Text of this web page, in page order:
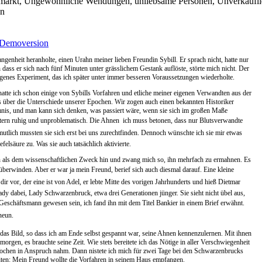
heranholte, einen Urahn meiner lieben Freundin Sybill. Er sprach nicht, hatte nur
er sich nach fünf Minuten unter grässlichem Gestank auflöste, störte mich nicht. Der
Experiment, das ich später unter immer besseren Voraussetzungen wiederholte.
ich schon einige von Sybills Vorfahren und etliche meiner eigenen Verwandten aus der
die Unterschiede unserer Epochen. Wir zogen auch einen bekannten Historiker
und man kann sich denken, was passiert wäre, wenn sie sich im großen Maße
ruhig und unproblematisch. Die Ahnen  ich muss betonen, dass nur Blutsverwandte
mussten sie sich erst bei uns zurechtfinden. Dennoch wünschte ich sie mir etwas
zu. Was sie auch tatsächlich aktivierte.
dem wissenschaftlichen Zweck hin und zwang mich so, ihn mehrfach zu ermahnen. Es
Aber er war ja mein Freund, berief sich auch diesmal darauf. Eine kleine
vor, der eine ist von Adel, er lebte Mitte des vorigen Jahrhunderts und hieß Dietmar
dabei, Lady Schwarzenbruck, etwa drei Generationen jünger. Sie sieht nicht übel aus,
gewesen sein, ich fand ihn mit dem Titel Bankier in einem Brief erwähnt.
Bild, so dass ich am Ende selbst gespannt war, seine Ahnen kennenzulernen. Mit ihnen
es brauchte seine Zeit. Wie stets bereitete ich das Nötige in aller Verschwiegenheit
in Anspruch nahm. Dann nistete ich mich für zwei Tage bei den Schwarzenbrucks
Mein Freund wollte die Vorfahren in seinem Haus empfangen.